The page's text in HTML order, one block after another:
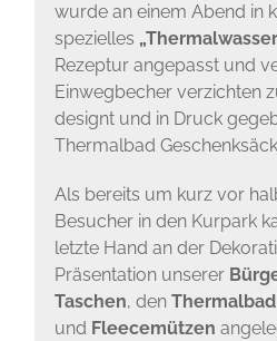
wurde an einem Abend in
spezielles
Rezeptur angepasst und
Einwegbecher verzichten
designt und in Druck
Thermalbad
Als bereits um kurz vor
Besucher in den Kurpark
letzte Hand an der
Präsentation unserer
Taschen, den Thermalbad
und Fleecemützen